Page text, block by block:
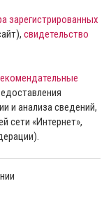
зарегистрированных
свидетельство
и анализа сведений,
сети «Интернет»,